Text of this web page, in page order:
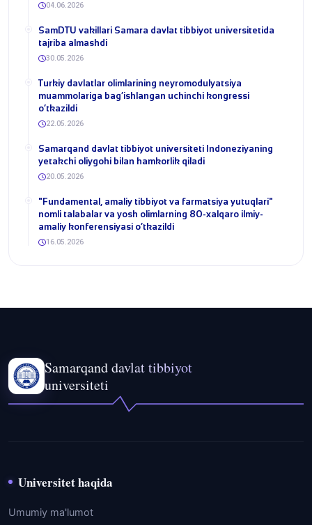
04.06.2026
SamDTU vakillari Samara davlat tibbiyot universitetida
tajriba almashdi
30.05.2026
​Turkiy davlatlar olimlarining neyromodulyatsiya
muammolariga bag‘ishlangan uchinchi kongressi
o‘tkazildi
22.05.2026
Samarqand davlat tibbiyot universiteti Indoneziyaning
yetakchi oliygohi bilan hamkorlik qiladi
20.05.2026
​"Fundamental, amaliy tibbiyot va farmatsiya yutuqlari"
nomli talabalar va yosh olimlarning 80-xalqaro ilmiy-
amaliy konferensiyasi o‘tkazildi
16.05.2026
Samarqand davlat tibbiyot
universiteti
Universitet haqida
Umumiy ma'lumot